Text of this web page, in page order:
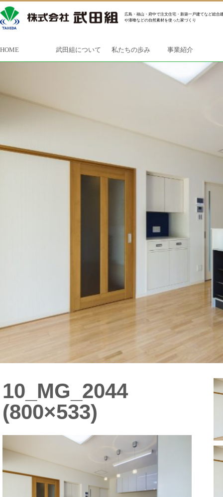
広島・福山・府中で注文住宅・新築一戸建てなど総合
や漆喰などの自然素材を使った家づくり
HOME 武田組について 私たちの歩み 事業紹介
10_MG_2044
(800×533)